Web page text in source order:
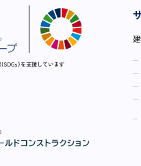
SDGs）を支援しています